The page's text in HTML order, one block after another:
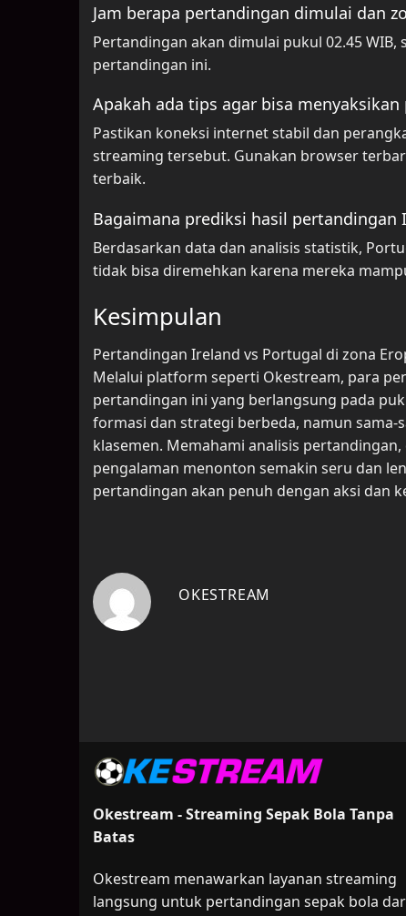
Jam berapa pertandingan dimulai dan
Pertandingan akan dimulai pukul 02.45
pertandingan ini.
Apakah ada tips agar bisa
Pastikan koneksi internet stabil dan
streaming tersebut. Gunakan browser
terbaik.
Bagaimana prediksi hasil pertandingan
Berdasarkan data dan analisis statistik,
tidak bisa diremehkan karena mereka
Kesimpulan
Pertandingan Ireland vs Portugal di zona
Melalui platform seperti Okestream, para
pertandingan ini yang berlangsung pada
formasi dan strategi berbeda, namun
klasemen. Memahami analisis
pengalaman menonton semakin seru dan
pertandingan akan penuh dengan aksi dan
OKESTREAM
Okestream - Streaming Sepak Bola Tanpa
Batas
Okestream menawarkan layanan streaming
langsung untuk pertandingan sepak bola